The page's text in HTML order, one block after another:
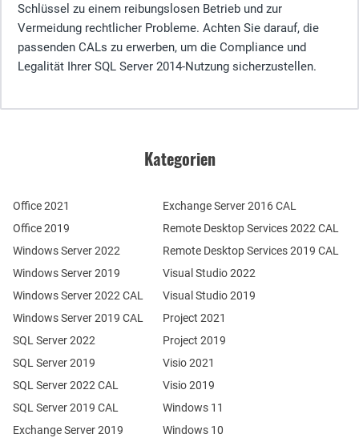
Schlüssel zu einem reibungslosen Betrieb und zur
Vermeidung rechtlicher Probleme. Achten Sie darauf, die
passenden CALs zu erwerben, um die Compliance und
Legalität Ihrer SQL Server 2014-Nutzung sicherzustellen.
Kategorien
Office 2021
Office 2019
Windows Server 2022
Windows Server 2019
Exchange Server 2019
SQL Server 2022
SQL Server 2019
Windows Server 2022 CAL
Windows Server 2019 CAL
SQL Server 2022 CAL
SQL Server 2019 CAL
Remote Desktop Services 2022 CAL
Remote Desktop Services 2019 CAL
Exchange Server 2016 CAL
Visual Studio 2022
Visual Studio 2019
Project 2021
Project 2019
Visio 2021
Visio 2019
Windows 11
Windows 10